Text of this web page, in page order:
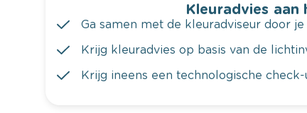
Kleuradvies aan
Ga samen met de kleuradviseur door je
Krijg kleuradvies op basis van de
Krijg ineens een technologische